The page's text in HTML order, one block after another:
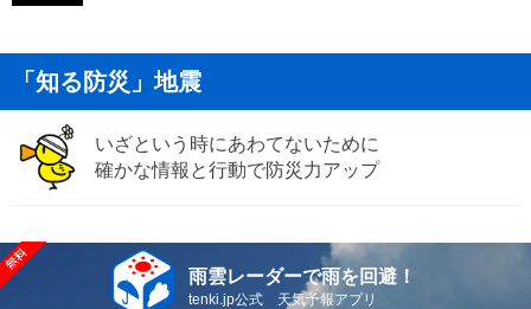
「知る防災」地震
いざという時にあわてないために
確かな情報と行動で防災力アップ
雨雲レーダーで雨を回避！
tenki.jp公式 天気予報アプリ